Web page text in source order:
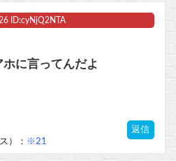
ID:cyNjQ2NTA
に言ってんだよ
返信
）： ※21